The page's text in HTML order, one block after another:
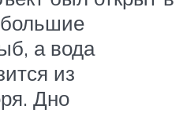
а вода
из
Дно